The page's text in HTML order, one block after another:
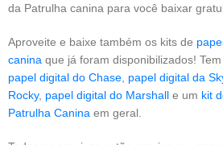
da Patrulha canina para você baixar
Aproveite e baixe também os kits de
canina que já foram disponibilizados! Tem
papel digital do Chase papel digital da
Rocky, papel digital do Marshall e um kit
Patrulha Canina em geral.